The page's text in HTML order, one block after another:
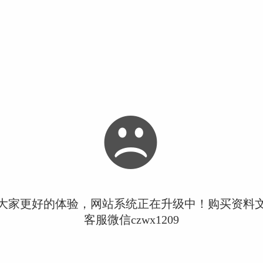
家更好的体验，网站系统正在升级中！购买资料
客服微信czwx1209